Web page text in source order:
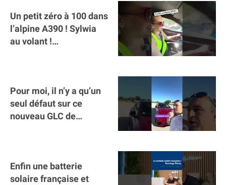
Un petit zéro à 100 dans
l’alpine A390 ￼! Sylwia
au volant !
Pour moi, il n’y a qu’un
seul défaut sur ce
nouveau GLC de
Enfin une batterie
solaire française et